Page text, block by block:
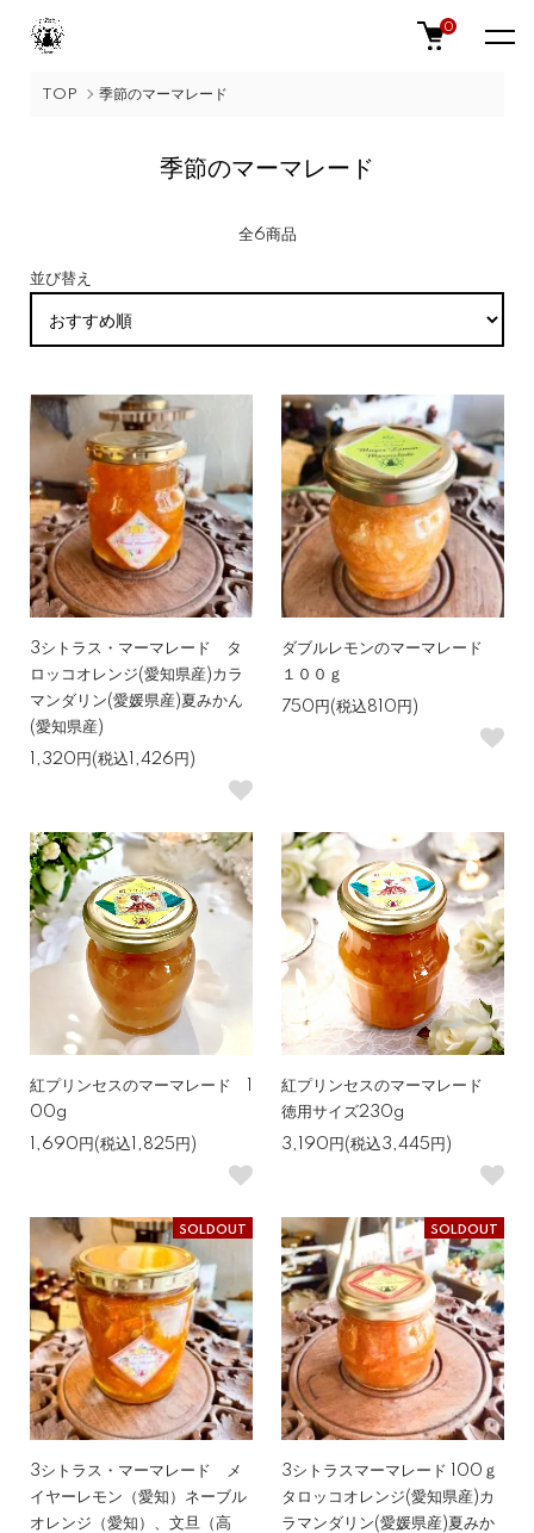
0
TOP 季節のマーマレード
季節のマーマレード
全6商品
並び替え
3シトラス・マーマレード タ
ロッコオレンジ(愛知県産)カラ
マンダリン(愛媛県産)夏みかん
(愛知県産)
1,320円(税込1,426円)
ダブルレモンのマーマレード
１００ｇ
750円(税込810円)
紅プリンセスのマーマレード 1
00g
1,690円(税込1,825円)
紅プリンセスのマーマレード
徳用サイズ230g
3,190円(税込3,445円)
SOLDOUT
3シトラス・マーマレード メ
イヤーレモン（愛知）ネーブル
オレンジ（愛知）、文旦（高
SOLDOUT
3シトラスマーマレード 100ｇ
タロッコオレンジ(愛知県産)カ
ラマンダリン(愛媛県産)夏みか